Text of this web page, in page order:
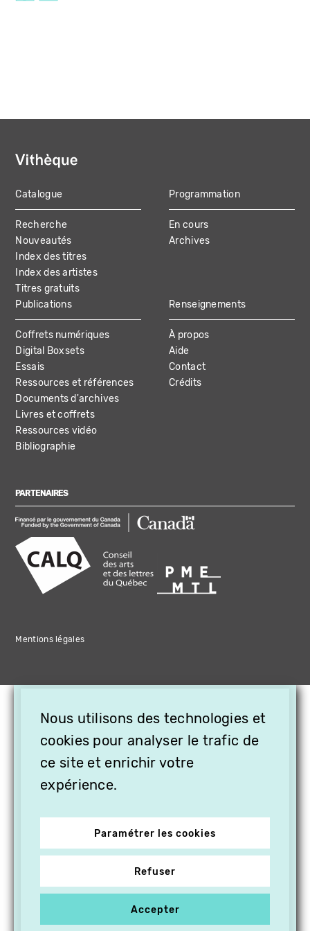
MAIN
NAVIGATION
Catalogue
Recherche
Nouveautés
Index des titres
Index des artistes
Titres gratuits
Programmation
En cours
Archives
Publications
Coffrets numériques
Digital Boxsets
Essais
Ressources et références
Documents d'archives
Livres et coffrets
Ressources vidéo
Bibliographie
Renseignements
À propos
Aide
Contact
Crédits
PARTENAIRES
Mentions légales
Nous utilisons des technologies et
cookies pour analyser le trafic de
ce site et enrichir votre
expérience.
Paramétrer les cookies
Refuser
Accepter
OFFREZ LA VIDÉO EN
CADEAU, ABONNEZ VOS
PROCHES À VITHÈQUE !